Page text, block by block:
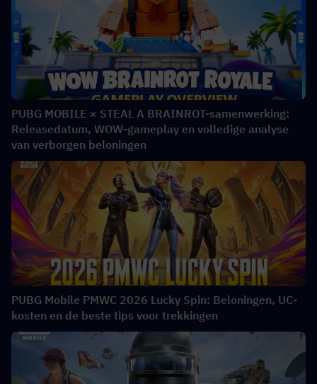
PUBG MOBILE × STEAL A BRAINROT-samenwerking:
Releasedatum, WOW-gameplay en volledige analyse
van verborgen beloningen
PUBG Mobile PMWC 2026 Lucky Spin: Beloningen, UC-
kosten en de beste tips voor trekkingen